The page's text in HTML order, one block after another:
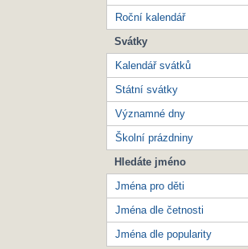
Roční kalendář
Svátky
Kalendář svátků
Státní svátky
Významné dny
Školní prázdniny
Hledáte jméno
Jména pro děti
Jména dle četnosti
Jména dle popularity